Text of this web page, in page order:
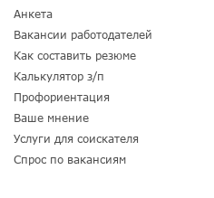
Анкета
Вакансии работодателей
Как составить резюме
Калькулятор з/п
Профориентация
Ваше мнение
Услуги для соискателя
Спрос по вакансиям